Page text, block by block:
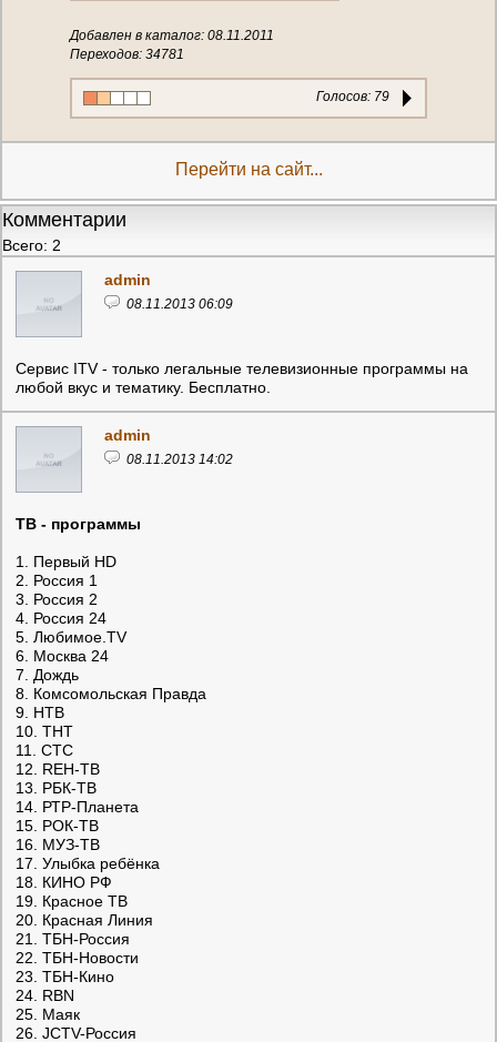
Добавлен в каталог: 08.11.2011
Переходов: 34781
Голосов: 79
Перейти на сайт...
Комментарии
Всего: 2
admin
08.11.2013 06:09
Сервис ITV - только легальные телевизионные программы на
любой вкус и тематику. Бесплатно.
admin
08.11.2013 14:02
ТВ - программы
1. Первый HD
2. Россия 1
3. Россия 2
4. Россия 24
5. Любимое.TV
6. Москва 24
7. Дождь
8. Комсомольская Правда
9. НТВ
10. ТНТ
11. СТС
12. REН-ТВ
13. РБК-ТВ
14. РТР-Планета
15. РОК-ТВ
16. МУЗ-ТВ
17. Улыбка ребёнка
18. КИНО РФ
19. Красное ТВ
20. Красная Линия
21. ТБН-Россия
22. ТБН-Новости
23. ТБН-Кино
24. RBN
25. Маяк
26. JCTV-Россия